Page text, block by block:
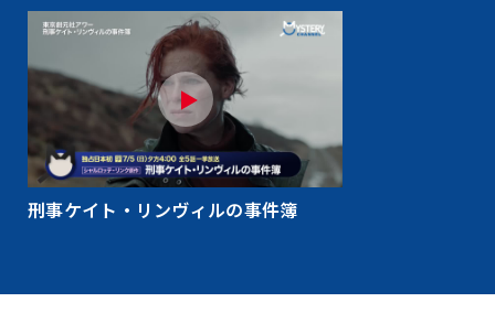
刑事ケイト・リンヴィルの事件簿